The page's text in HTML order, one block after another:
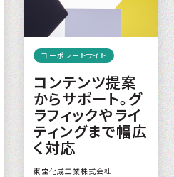
コーポレートサイト
コンテンツ提案
からサポート。グ
ラフィックやライ
ティングまで幅広
く対応
東宝化成工業株式会社